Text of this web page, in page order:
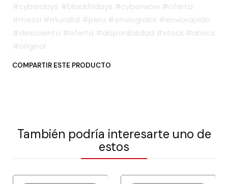
#cyberdays #blackfridays #cyberwow #oferta
#messi #mundial #peru #enviogratis #enviorapido
#descuento #oferta #disponibilidad #stock #ahora
#original
COMPARTIR ESTE PRODUCTO
También podría interesarte uno de
estos